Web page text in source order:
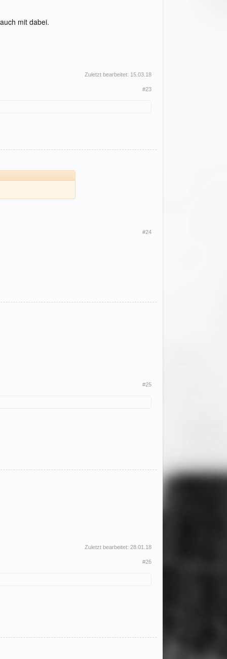
mit dabei.
Zuletzt bearbeitet: 15.03.18
#23
#24
#25
Zuletzt bearbeitet: 28.01.18
#26